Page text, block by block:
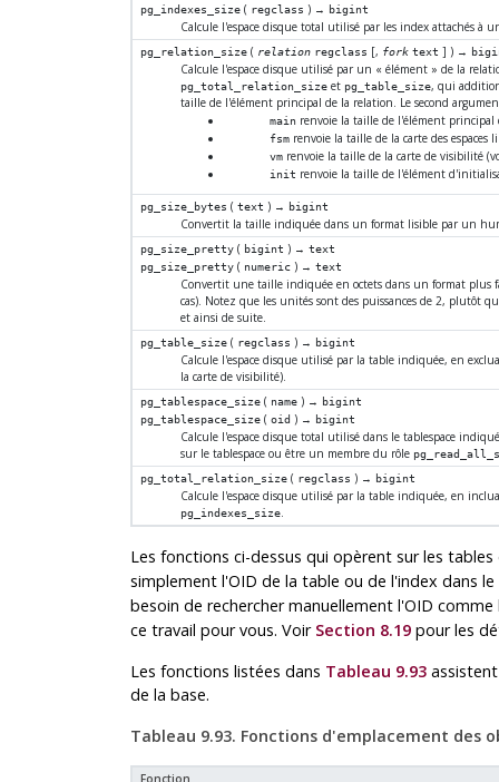
pg_indexes_size ( regclass ) → bigint
Calcule l'espace disque total utilisé par les index attachés à
pg_relation_size ( relation regclass [, fork text ] ) →
Calcule l'espace disque utilisé par un « élément» de la
pg_total_relation_sizeet pg_table_size, qui
taille de l'élément principal de la relation. Le second
mainrenvoie la taille de l'élément principal
fsmrenvoie la taille de la carte des espaces
vmrenvoie la taille de la carte de visibilité
init renvoie la taille de l'élément
pg_size_bytes (text ) → bigint
Convertit la taille indiquée dans un format lisible par un
pg_size_pretty ( bigint ) →text
pg_size_pretty ( numeric ) →text
Convertit une taille indiquée en octets dans un format plus
cas). Notez que les unités sont des puissances de 2, plutôt
et ainsi de suite.
pg_table_size ( regclass ) → bigint
Calcule l'espace disque utilisé par la table indiquée, en
la carte de visibilité).
pg_tablespace_size ( name ) → bigint
pg_tablespace_size (oid ) → bigint
Calcule l'espace disque total utilisé dans le tablespace
sur le tablespace ou être un membre du rôle
pg_total_relation_size ( regclass ) → bigint
Calcule l'espace disque utilisé par la table indiquée, en
pg_indexes_size.
Les fonctions ci-dessus qui opèrent sur les
simplement l'OID de la table ou de l'index dans
besoin de rechercher manuellement l'OID
ce travail pour vous. Voir Section 8.19pour les
Les fonctions listées dans Tableau 9.93assistent
de la base.
Tableau 9.93. Fonctions d'emplacement des
Fonction